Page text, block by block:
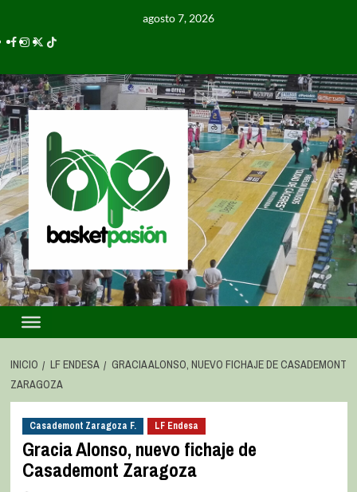
agosto 7, 2026
INICIO LF ENDESA
GRACIA ALONSO, NUEVO FICHAJE DE CASADEMONT
ZARAGOZA
Casademont Zaragoza F. LF Endesa
Gracia Alonso, nuevo fichaje de
Casademont Zaragoza